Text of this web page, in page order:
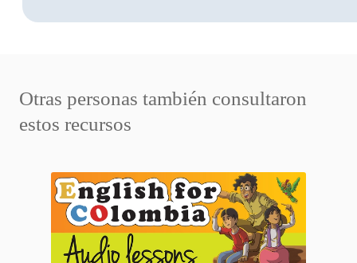
Otras personas también consultaron
estos recursos